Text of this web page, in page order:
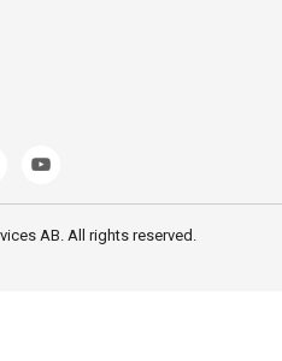
AB. All rights reserved.